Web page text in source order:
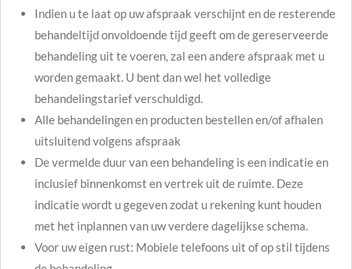
Indien u te laat op uw afspraak verschijnt en de resterende
behandeltijd onvoldoende tijd geeft om de gereserveerde
behandeling uit te voeren, zal een andere afspraak met u
worden gemaakt. U bent dan wel het volledige
behandelingstarief verschuldigd.
Alle behandelingen en producten bestellen en/of afhalen
uitsluitend volgens afspraak
De vermelde duur van een behandeling is een indicatie en
inclusief binnenkomst en vertrek uit de ruimte. Deze
indicatie wordt u gegeven zodat u rekening kunt houden
met het inplannen van uw verdere dagelijkse schema.
Voor uw eigen rust: Mobiele telefoons uit of op stil tijdens